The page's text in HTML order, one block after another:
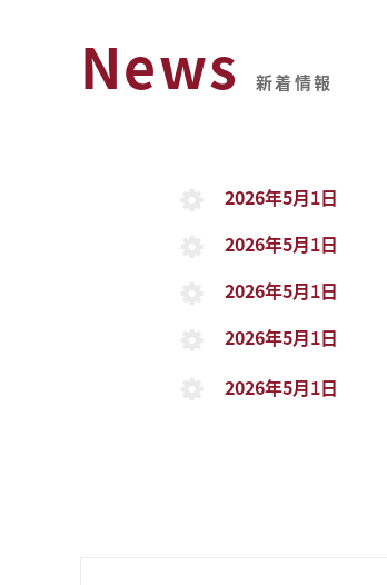
News 新着情報
2026年5月1日
2026年5月1日
2026年5月1日
2026年5月1日
2026年5月1日